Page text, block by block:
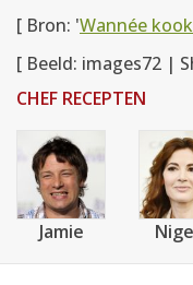
[ Bron: 'Wannée
[ Beeld: images72 |
CHEF RECEPTEN
Jamie